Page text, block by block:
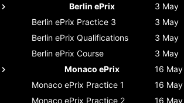
Berlin ePrix
3 May
Berlin ePrix Practice 3 3 May
Berlin ePrix Qualifications 3 May
Berlin ePrix Course 3 May
Monaco ePrix
16 May
Monaco ePrix Practice 1 16 May
Monaco ePrix Practice 2 16 May